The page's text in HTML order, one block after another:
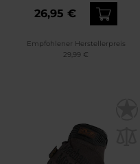
26,95 €
Empfohlener Herstellerpreis
29,99 €